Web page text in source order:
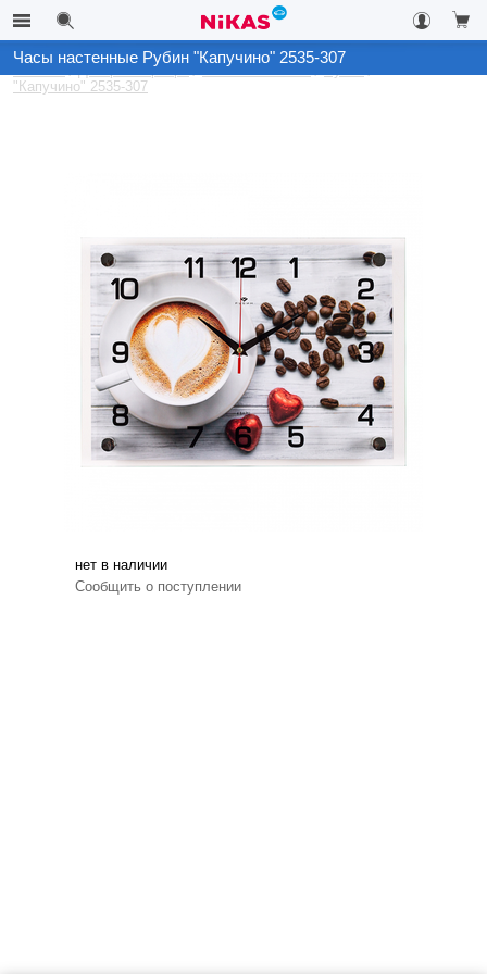
Декор интерьера Часы настенные
"Капучино" 2535-307
Часы настенные Рубин "Капучино" 2535-307
нет в наличии
Сообщить о поступлении